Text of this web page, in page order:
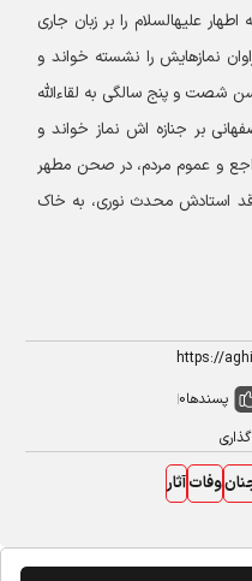
علیه‏السلام را بر زبان جاری
را نشسته خواند و
و پنج سالگی به لقاءاللّه‏
بر جنازه اش نماز خواند و
و عموم مردم، در صحن مطهر
استادش محدث نوری، به خاک
پسندها0
وفاتآثار